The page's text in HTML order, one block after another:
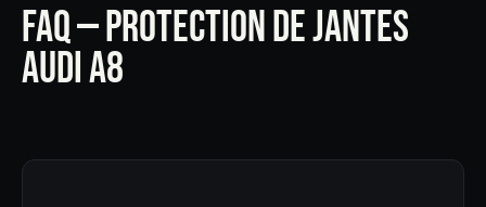
FAQ — PROTECTION DE JANTES
AUDI A8